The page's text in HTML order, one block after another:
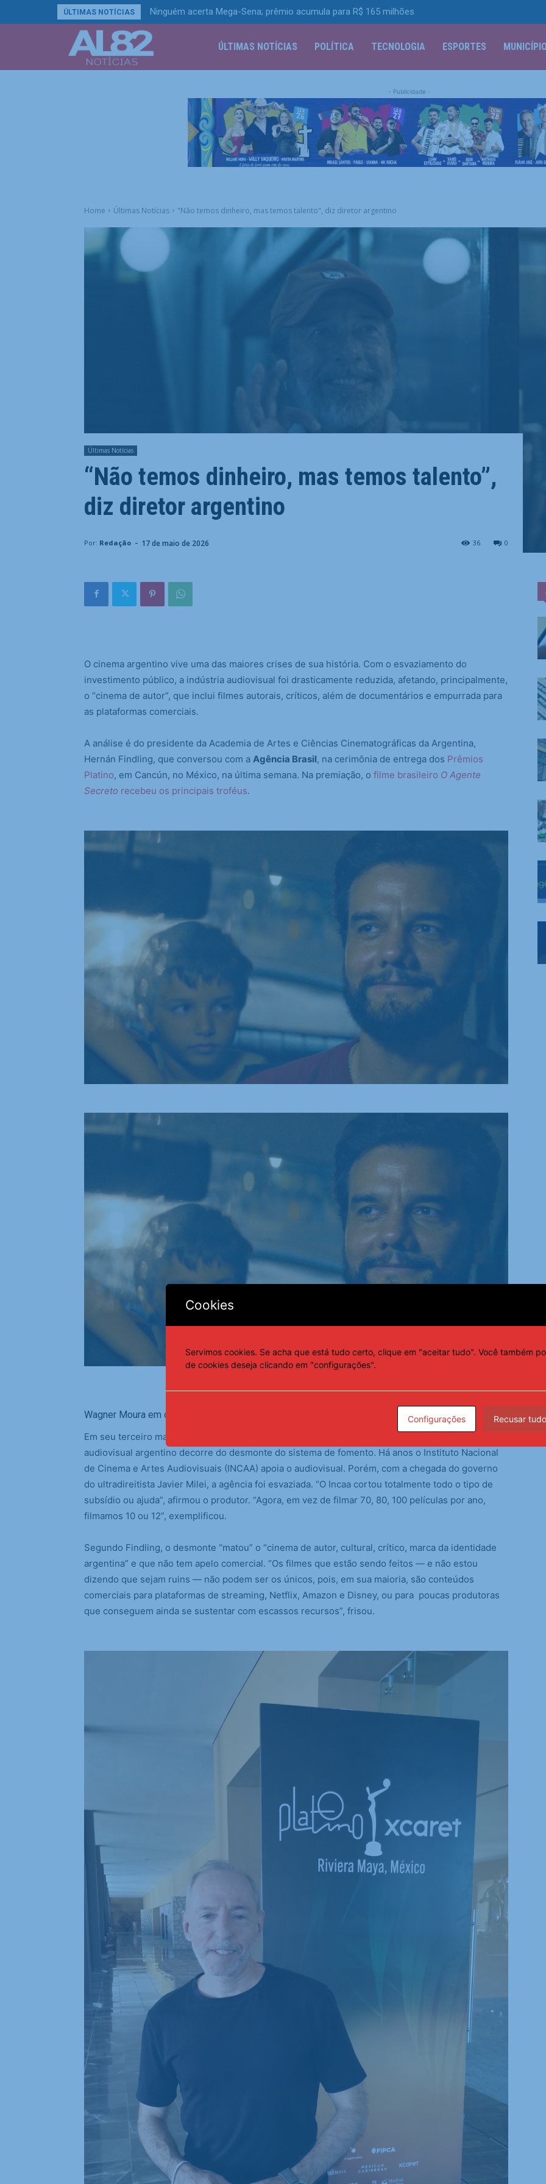
ÚLTIMAS NOTÍCIAS Ninguém acerta Mega-Sena; prêmio acumula para R$ 165 milhões
Petrobras tem lucro líquido de R$ 52,4 bi no segundo trimestre
ÚLTIMAS NOTÍCIAS POLÍTICA TECNOLOGIA ESPORTES
- Publicidade -
Home Últimas Notícias "Não temos dinheiro, mas temos talento", diz diretor argentino
Últimas Notícias
“Não temos dinheiro, mas temos talento”,
diz diretor argentino
Por: Redação - 17 de maio de 2026 0
36
O cinema argentino vive uma das maiores crises de sua história. Com o esvaziamento do
investimento público, a indústria audiovisual foi drasticamente reduzida, afetando, principalmente,
o “cinema de autor”, que inclui filmes autorais, críticos, além de documentários e empurrada para
as plataformas comerciais.
A análise é do presidente da Academia de Artes e Ciências Cinematográficas da Argentina,
Hernán Findling, que conversou com a Agência Brasil, na cerimônia de entrega dos Prêmios
Platino, em Cancún, no México, na última semana. Na premiação, o filme brasileiro O Agente
Secreto recebeu os principais troféus.
Wagner Moura em cena do filme O agente secreto – Foto Prê
mios Platino Xcaret/Divulgação
Em seu terceiro mandato à frente da academia, Findling explicou que o crítico cenário no
audiovisual argentino decorre do desmonte do sistema de fomento. Há anos o Instituto Nacional
de Cinema e Artes Audiovisuais (INCAA) apoia o audiovisual. Porém, com a chegada do governo
do ultradireitista Javier Milei, a agência foi esvaziada. “O Incaa cortou totalmente todo o tipo de
subsídio ou ajuda”, afirmou o produtor. “Agora, em vez de filmar 70, 80, 100 películas por ano,
filmamos 10 ou 12”, exemplificou.
Segundo Findling, o desmonte “matou” o “cinema de autor, cultural, crítico, marca da identidade
argentina” e que não tem apelo comercial. “Os filmes que estão sendo feitos — e não estou
dizendo que sejam ruins — não podem ser os únicos, pois, em sua maioria, são conteúdos
comerciais para plataformas de streaming, Netflix, Amazon e Disney, ou para poucas produtoras
que conseguem ainda se sustentar com escassos recursos”, frisou.
Cookies
Servimos cookies. Se acha que está tudo certo, clique em "aceitar tudo". Você também
de cookies deseja clicando em "configurações".
Configurações Recusar tudo